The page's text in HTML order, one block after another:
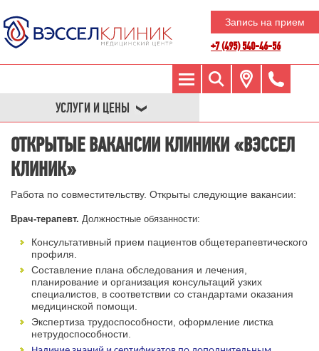
Запись на прием
+7 (495) 540-46-56
УСЛУГИ И ЦЕНЫ
ОТКРЫТЫЕ ВАКАНСИИ КЛИНИКИ «ВЭССЕЛ
КЛИНИК»
Работа по совместительству. Открыты следующие вакансии:
Врач-терапевт. Должностные обязанности:
Консультативный прием пациентов общетерапевтического
профиля.
Составление плана обследования и лечения,
планирование и организация консультаций узких
специалистов, в соответствии со стандартами оказания
медицинской помощи.
Экспертиза трудоспособности, оформление листка
нетрудоспособности.